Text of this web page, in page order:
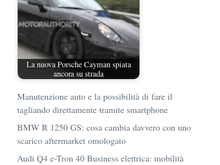
La nuova Porsche Cayman spiata
ancora su strada
Manutenzione auto e la possibilità di fare il
tagliando direttamente tramite smartphone
BMW R 1250 GS: cosa cambia davvero con uno
scarico aftermarket omologato
Audi Q4 e-Tron 40 Business elettrica: mobilità